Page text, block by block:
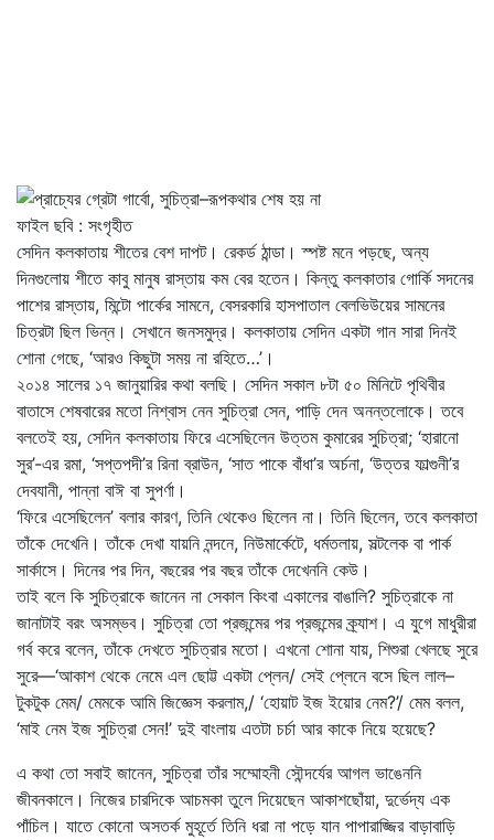
ফাইল ছবি : সংগৃহীত
সেদিন কলকাতায় শীতের বেশ দাপট। রেকর্ড ঠান্ডা। স্পষ্ট মনে পড়ছে, অন্য
দিনগুলোয় শীতে কাবু মানুষ রাস্তায় কম বের হতেন। কিন্তু কলকাতার গোর্কি সদনের
পাশের রাস্তায়, মিন্টো পার্কের সামনে, বেসরকারি হাসপাতাল বেলভিউয়ের সামনের
চিত্রটা ছিল ভিন্ন। সেখানে জনসমুদ্র। কলকাতায় সেদিন একটা গান সারা দিনই
শোনা গেছে, ‘আরও কিছুটা সময় না রহিতে…’।
২০১৪ সালের ১৭ জানুয়ারির কথা বলছি। সেদিন সকাল ৮টা ৫০ মিনিটে পৃথিবীর
বাতাসে শেষবারের মতো নিশ্বাস নেন সুচিত্রা সেন, পাড়ি দেন অনন্তলোকে। তবে
বলতেই হয়, সেদিন কলকাতায় ফিরে এসেছিলেন উত্তম কুমারের সুচিত্রা; ‘হারানো
সুর’-এর রমা, ‘সপ্তপদী’র রিনা ব্রাউন, ‘সাত পাকে বাঁধা’র অর্চনা, ‘উত্তর ফাল্গুনী’র
দেবযানী, পান্না বাঈ বা সুপর্ণা।
‘ফিরে এসেছিলেন’ বলার কারণ, তিনি থেকেও ছিলেন না। তিনি ছিলেন, তবে কলকাতা
তাঁকে দেখেনি। তাঁকে দেখা যায়নি নন্দনে, নিউমার্কেটে, ধর্মতলায়, সল্টলেক বা পার্ক
সার্কাসে। দিনের পর দিন, বছরের পর বছর তাঁকে দেখেননি কেউ।
তাই বলে কি সুচিত্রাকে জানেন না সেকাল কিংবা একালের বাঙালি? সুচিত্রাকে না
জানাটাই বরং অসম্ভব। সুচিত্রা তো প্রজন্মের পর প্রজন্মের ক্র্যাশ। এ যুগে মাধুরীরা
গর্ব করে বলেন, তাঁকে দেখতে সুচিত্রার মতো। এখনো শোনা যায়, শিশুরা খেলছে সুরে
সুরে—‘আকাশ থেকে নেমে এল ছোট্ট একটা প্লেন/ সেই প্লেনে বসে ছিল লাল–
টুকটুক মেম/ মেমকে আমি জিজ্ঞেস করলাম,/ ‘হোয়াট ইজ ইয়োর নেম?’/ মেম বলল,
‘মাই নেম ইজ সুচিত্রা সেন!’ দুই বাংলায় এতটা চর্চা আর কাকে নিয়ে হয়েছে?
এ কথা তো সবাই জানেন, সুচিত্রা তাঁর সম্মোহনী সৌন্দর্যের আগল ভাঙেননি
জীবনকালে। নিজের চারদিকে আচমকা তুলে দিয়েছেন আকাশছোঁয়া, দুর্ভেদ্য এক
পাঁচিল। যাতে কোনো অসতর্ক মুহূর্তে তিনি ধরা না পড়ে যান পাপারাজ্জির বাড়াবাড়ি